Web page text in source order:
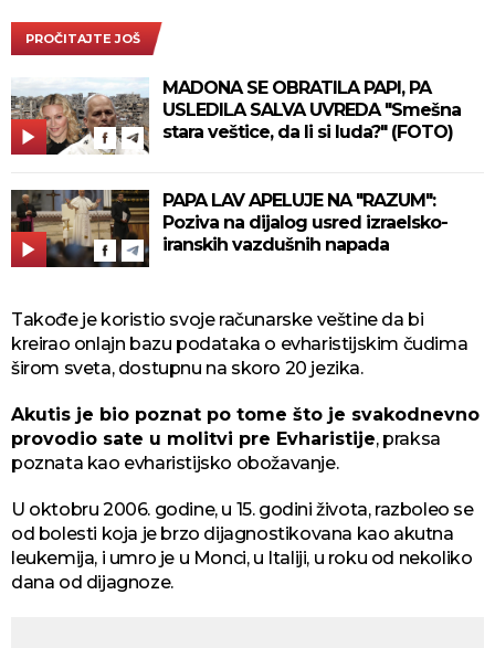
PROČITAJTE JOŠ
MADONA SE OBRATILA PAPI, PA
USLEDILA SALVA UVREDA "Smešna
stara veštice, da li si luda?" (FOTO)
PAPA LAV APELUJE NA "RAZUM":
Poziva na dijalog usred izraelsko-
iranskih vazdušnih napada
Takođe je koristio svoje računarske veštine da bi
kreirao onlajn bazu podataka o evharistijskim čudima
širom sveta, dostupnu na skoro 20 jezika.
Akutis je bio poznat po tome što je svakodnevno
provodio sate u molitvi pre Evharistije, praksa
poznata kao evharistijsko obožavanje.
U oktobru 2006. godine, u 15. godini života, razboleo se
od bolesti koja je brzo dijagnostikovana kao akutna
leukemija, i umro je u Monci, u Italiji, u roku od nekoliko
dana od dijagnoze.